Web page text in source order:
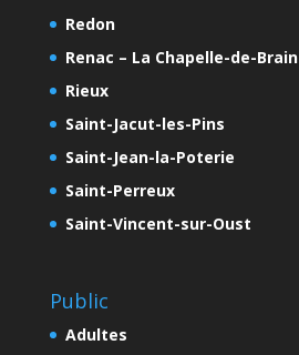
Redon
Renac – La Chapelle-de-Brain
Rieux
Saint-Jacut-les-Pins
Saint-Jean-la-Poterie
Saint-Perreux
Saint-Vincent-sur-Oust
Public
Adultes